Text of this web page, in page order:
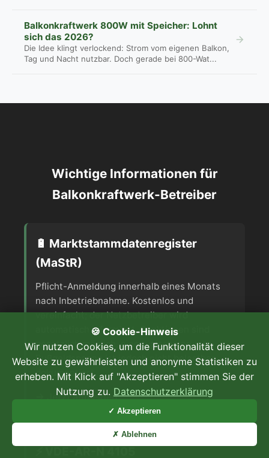
Balkonkraftwerk 800W mit Speicher: Lohnt
sich das 2026?
Die Idee klingt verlockend: Strom vom eigenen Balkon,
Tag und Nacht nutzbar. Doch gerade bei 800-Wat...
Wichtige Informationen für
Balkonkraftwerk-Betreiber
🔋 Marktstammdatenregister
(MaStR)
Pflicht-Anmeldung innerhalb eines Monats
nach Inbetriebnahme. Kostenlos und
vereinfacht; der Netzbetreiber wird
automatisch informiert. Sanktionen sind
gesetzlich möglich, eine typische private
Bußgeldspanne ist jedoch nicht belastbar
dokumentiert.
→ Jetzt anmelden
🍪 Cookie-Hinweis
Wir nutzen Cookies, um die Funktionalität dieser
Website zu gewährleisten und anonyme Statistiken zu
erheben. Mit Klick auf "Akzeptieren" stimmen Sie der
Nutzung zu. Datenschutzerklärung
✓ Akzeptieren
✗ Ablehnen